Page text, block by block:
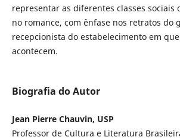
representar as diferentes classes sociais
no romance, com ênfase nos retratos do
recepcionista do estabelecimento em
acontecem.
Biografia do Autor
Jean Pierre Chauvin, USP
Professor de Cultura e Literatura